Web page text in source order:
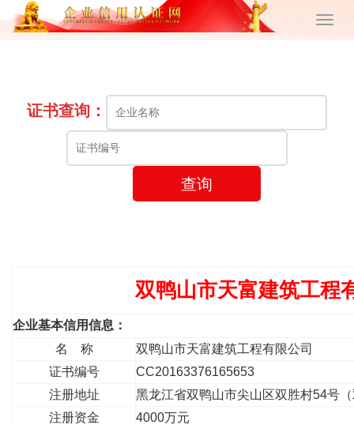
证书查询：
查询
双鸭山市天富建筑工程
企业基本信用信息：
名 称
双鸭山市天富建筑工程有限公司
证书编号
CC20163376165653
注册地址
黑龙江省双鸭山市尖山区双胜村54号
注册资金
4000万元